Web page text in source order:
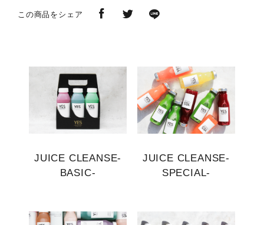
この商品をシェア
JUICE CLEANSE-
BASIC-
JUICE CLEANSE-
SPECIAL-